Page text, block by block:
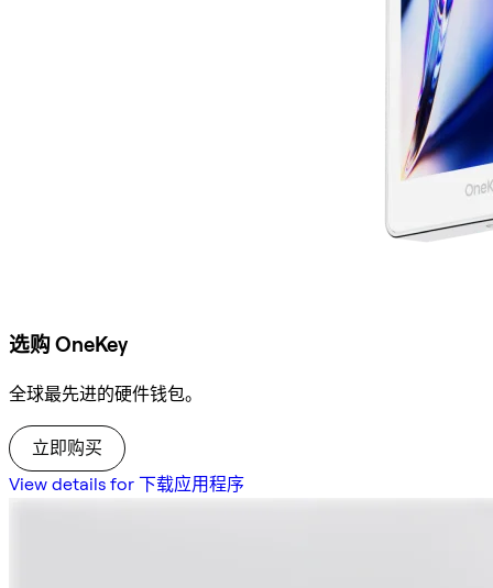
选购 OneKey
全球最先进的硬件钱包。
立即购买
View details for 下载应用程序